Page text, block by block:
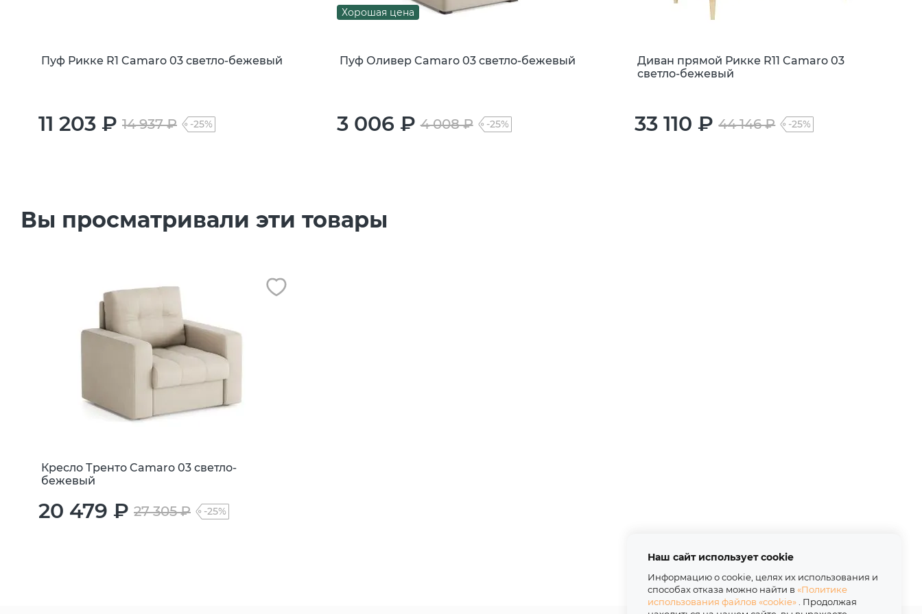
Пуф Рикке R1 Camaro 03 светло-бежевый
11 203 ₽ 14 937 ₽ -25%
Хорошая цена
Пуф Оливер Camaro 03 светло-бежевый
3 006 ₽ 4 008 ₽ -25%
Диван прямой Рикке R11 Camaro 03
светло-бежевый
33 110 ₽ 44 146 ₽ -25%
Вы просматривали эти товары
Кресло Тренто Camaro 03 светло-
бежевый
20 479 ₽ 27 305 ₽ -25%
Наш сайт использует cookie
Информацию о cookie, целях их использования и
способах отказа можно найти в «Политике
использования файлов «cookie» . Продолжая